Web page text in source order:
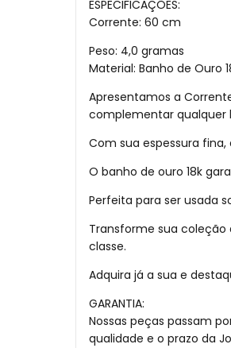
ESPECIFICAÇÕES:
Corrente: 60 cm
Peso: 4,0 gramas
Material: Banho de Ouro
Apresentamos a
complementar qualquer
Com sua espessura
O banho de ouro 18k
Perfeita para ser usada
Transforme sua coleção
classe.
Adquira já a sua e
GARANTIA:
Nossas peças passam
qualidade e o prazo da